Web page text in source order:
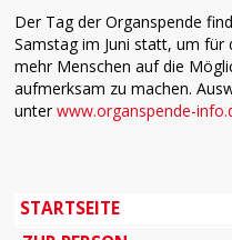
Der Tag der Organspende
Samstag im Juni statt, um für
mehr Menschen auf die
aufmerksam zu machen.
unterwww.organspende-
STARTSEITE